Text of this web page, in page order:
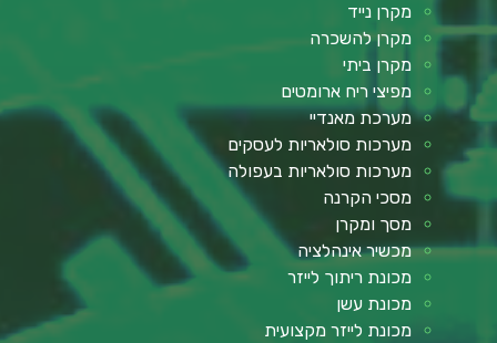
מקרן נייד
מקרן להשכרה
מקרן ביתי
מפיצי ריח ארומטים
מערכת מאנדיי
מערכות סולאריות לעסקים
מערכות סולאריות בעפולה
מסכי הקרנה
מסך ומקרן
מכשיר אינהלציה
מכונת ריתוך לייזר
מכונת עשן
מכונת לייזר מקצועית